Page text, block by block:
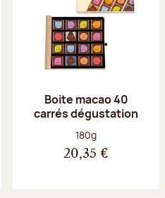
Boite macao 40
carrés dégustation
Poids net :
180g
20,35 €